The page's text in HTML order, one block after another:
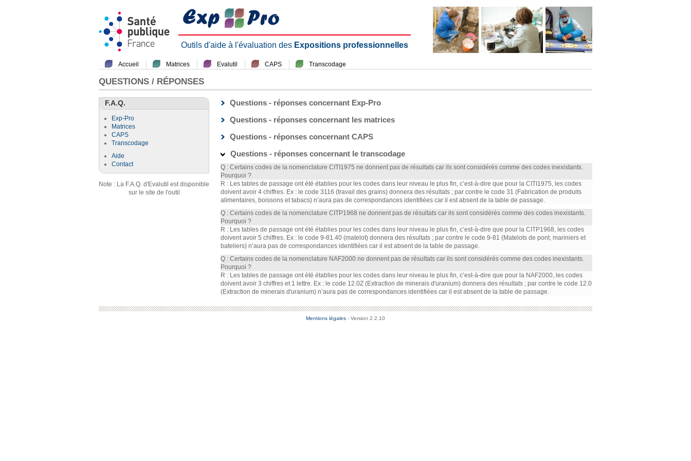
Outils d'aide à l'évaluation des Expositions professionnelles
Accueil Matrices Evalutil CAPS Transcodage
QUESTIONS / RÉPONSES
F.A.Q.
Exp-Pro
Matrices
CAPS
Transcodage
Aide
Contact
Note : La F.A.Q. d'Evalutil est disponible
sur le site de l'outil
Questions - réponses concernant Exp-Pro
Questions - réponses concernant les matrices
Questions - réponses concernant CAPS
Questions - réponses concernant le transcodage
Q : Certains codes de la nomenclature CITI1975 ne donnent pas de résultats car ils sont considérés comme des codes inexistants.
Pourquoi ?
R : Les tables de passage ont été établies pour les codes dans leur niveau le plus fin, c’est-à-dire que pour la CITI1975, les codes
doivent avoir 4 chiffres. Ex : le code 3116 (travail des grains) donnera des résultats ; par contre le code 31 (Fabrication de produits
alimentaires, boissons et tabacs) n’aura pas de correspondances identifiées car il est absent de la table de passage.
Q : Certains codes de la nomenclature CITP1968 ne donnent pas de résultats car ils sont considérés comme des codes inexistants.
Pourquoi ?
R : Les tables de passage ont été établies pour les codes dans leur niveau le plus fin, c’est-à-dire que pour la CITP1968, les codes
doivent avoir 5 chiffres. Ex : le code 9-81.40 (matelot) donnera des résultats ; par contre le code 9-81 (Matelots de pont, mariniers et
bateliers) n’aura pas de correspondances identifiées car il est absent de la table de passage.
Q : Certains codes de la nomenclature NAF2000 ne donnent pas de résultats car ils sont considérés comme des codes inexistants.
Pourquoi ?
R : Les tables de passage ont été établies pour les codes dans leur niveau le plus fin, c’est-à-dire que pour la NAF2000, les codes
doivent avoir 3 chiffres et 1 lettre. Ex : le code 12.0Z (Extraction de minerais d'uranium) donnera des résultats ; par contre le code 12.0
(Extraction de minerais d'uranium) n’aura pas de correspondances identifiées car il est absent de la table de passage.
Mentions légales - Version 2.2.10